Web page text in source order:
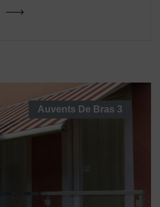
Auvents De Bras 3